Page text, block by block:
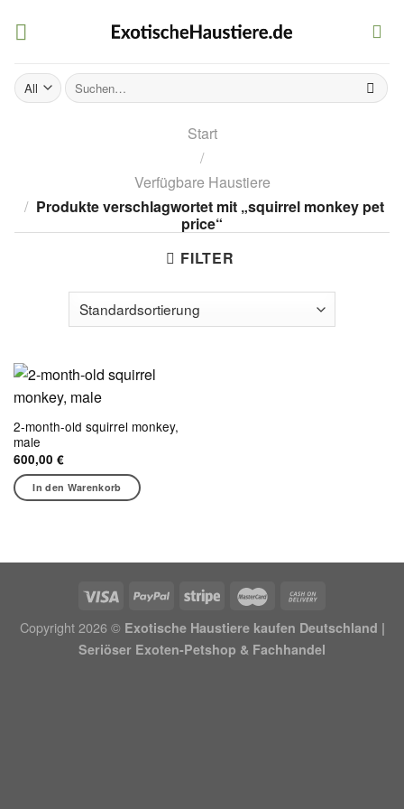
Suchen
nach:
Start
/
Verfügbare Haustiere
/ Produkte verschlagwortet mit „squirrel monkey pet
price“
FILTER
2-month-old squirrel monkey,
male
600,00 €
In den Warenkorb
Copyright 2026 © Exotische Haustiere kaufen Deutschland |
Seriöser Exoten-Petshop & Fachhandel